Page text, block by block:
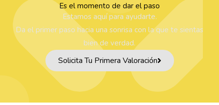
Es el momento de dar el paso
Estamos aquí para ayudarte.
Da el primer paso hacia una sonrisa con la que te sientas
bien de verdad.
Solicita Tu Primera Valoración